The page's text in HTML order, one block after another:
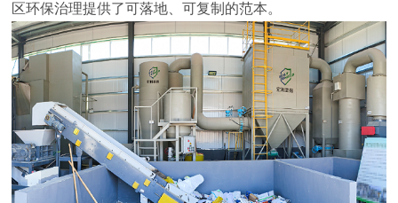
区环保治理提供了可落地、可复制的范本。